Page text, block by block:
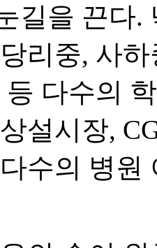
길을 끈다
리중, 사
다수의
설시장,
수의 병원